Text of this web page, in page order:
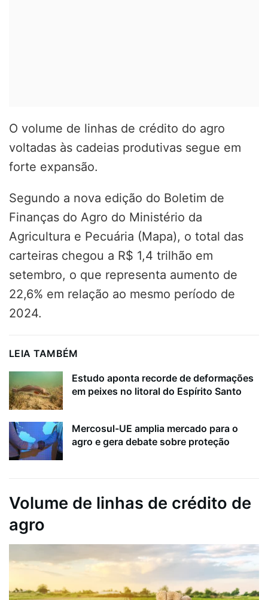
O volume de linhas de crédito do agro
voltadas às cadeias produtivas segue em
forte expansão.
Segundo a nova edição do Boletim de
Finanças do Agro do Ministério da
Agricultura e Pecuária (Mapa), o total das
carteiras chegou a R$ 1,4 trilhão em
setembro, o que representa aumento de
22,6% em relação ao mesmo período de
2024.
LEIA TAMBÉM
Estudo aponta recorde de deformações
em peixes no litoral do Espírito Santo
Mercosul-UE amplia mercado para o
agro e gera debate sobre proteção
Volume de linhas de crédito de
agro